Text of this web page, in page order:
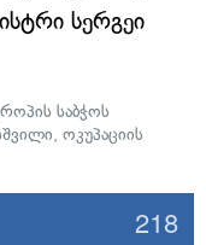
სერგეი
საბჭოს
, ოკუპაციის
218